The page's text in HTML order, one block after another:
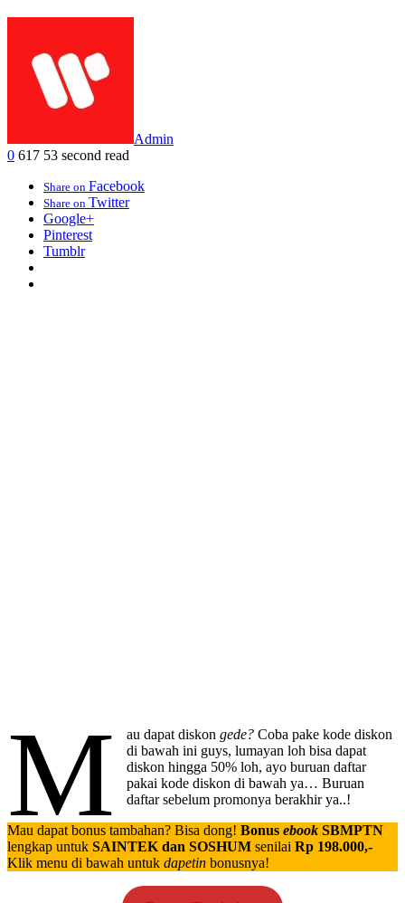
Admin
0 617 53 second read
Share on Facebook
Share on Twitter
Google+
Pinterest
Tumblr
M au dapat diskongede? Coba pake kode diskon
di bawah ini guys, lumayan loh bisa dapat
diskon hingga 50% loh, ayo buruan daftar
pakai kode diskon di bawah ya… Buruan
daftar sebelum promonya berakhir ya..!
Mau dapat bonus tambahan? Bisa dong! Bonus ebook SBMPTN
lengkap untuk SAINTEK dan SOSHUM senilai Rp 198.000,-
Klik menu di bawah untuk dapetin bonusnya!